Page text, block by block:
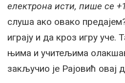
електрона исти, пише се
слуша ако овако
играју и да кроз игру уче.
њима и учитељима
закључио је Рајовић овај